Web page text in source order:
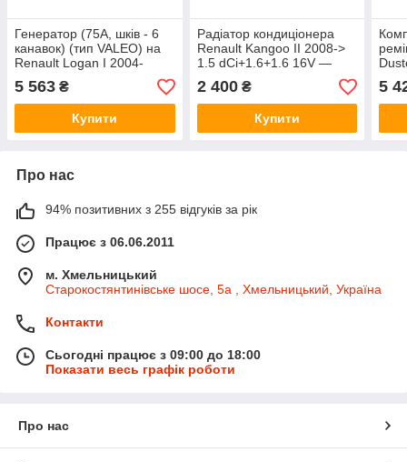
Генератор (75A, шків - 6
канавок) (тип VALEO) на
Renault Logan I 2004-
A3288
5 563 ₴
Купити
Радіатор кондиціонера
Renault Kangoo II 2008->
1.5 dCi+1.6+1.6 16V —
KTT110360
2 400₴
Купити
5
Про нас
94% позитивних з 255 відгуків за рік
Працює з 06.06.2011
м. Хмельницький
Старокостянтинівське шосе, 5а , Хмельницький, Україна
Контакти
Сьогодні працює з 09:00 до 18:00
Показати весь графік роботи
Про нас